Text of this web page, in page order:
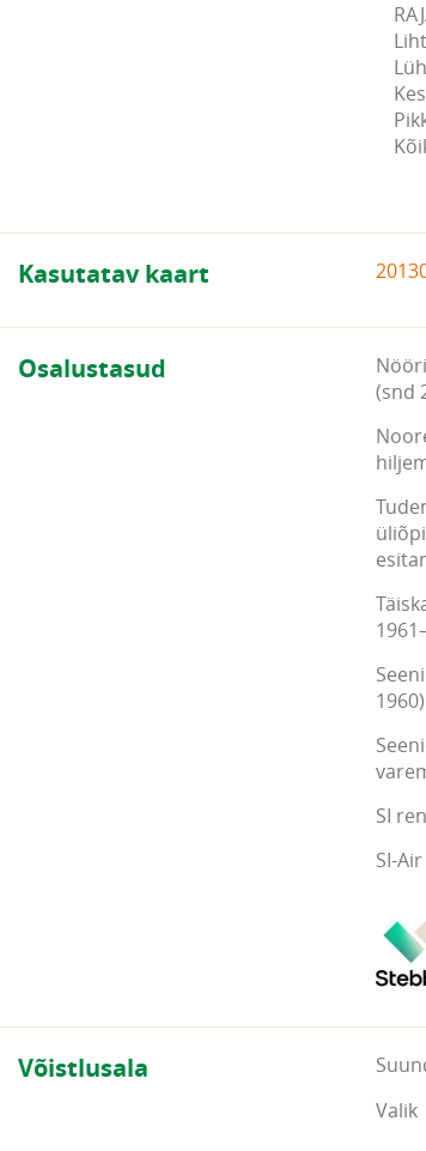
Kasutatav kaart
Osalustasud
(snd
1960)
SI
SI-
Võistlusala
Valik